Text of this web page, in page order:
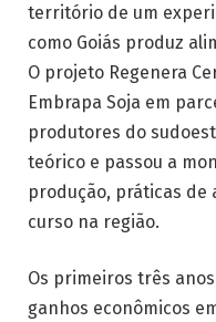
território de um
como Goiás produz
O projeto Regenera
Embrapa Soja em
produtores do
teórico e passou a
produção, práticas de
curso na região.
Os primeiros três
ganhos econômicos